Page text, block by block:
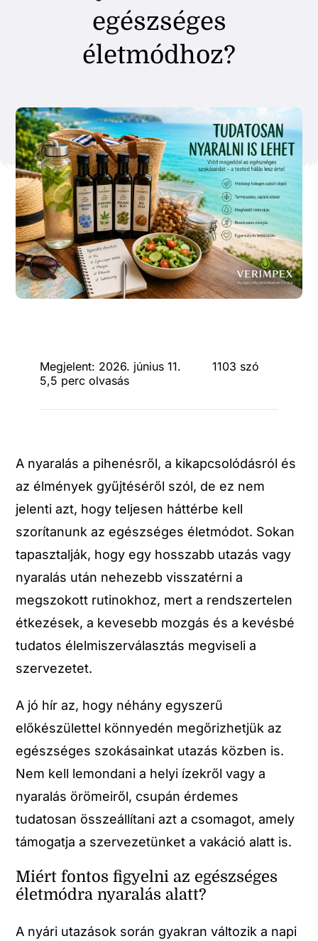
egészséges
életmódhoz?
Megjelent: 2026. június 11.
1103 szó
5,5 perc olvasás
A nyaralás a pihenésről, a kikapcsolódásról és
az élmények gyűjtéséről szól, de ez nem
jelenti azt, hogy teljesen háttérbe kell
szorítanunk az egészséges életmódot. Sokan
tapasztalják, hogy egy hosszabb utazás vagy
nyaralás után nehezebb visszatérni a
megszokott rutinokhoz, mert a rendszertelen
étkezések, a kevesebb mozgás és a kevésbé
tudatos élelmiszerválasztás megviseli a
szervezetet.
A jó hír az, hogy néhány egyszerű
előkészülettel könnyedén megőrizhetjük az
egészséges szokásainkat utazás közben is.
Nem kell lemondani a helyi ízekről vagy a
nyaralás örömeiről, csupán érdemes
tudatosan összeállítani azt a csomagot, amely
támogatja a szervezetünket a vakáció alatt is.
Miért fontos figyelni az egészséges
életmódra nyaralás alatt?
A nyári utazások során gyakran változik a napi